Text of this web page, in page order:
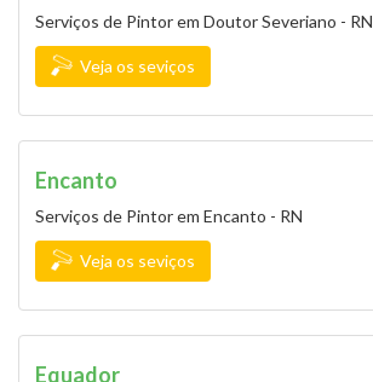
Serviços de Pintor em Doutor Severiano - RN
Veja os seviços
Encanto
Serviços de Pintor em Encanto - RN
Veja os seviços
Equador